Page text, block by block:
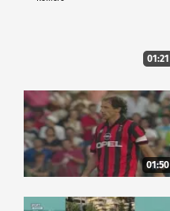
01:21
01:50